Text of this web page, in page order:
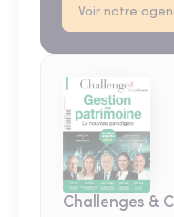
Voir notre
Challenges &